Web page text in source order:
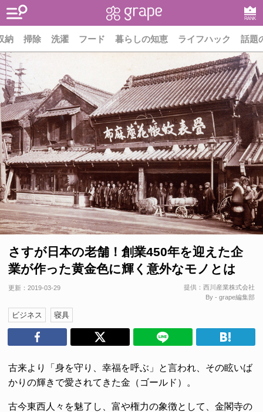
RANK
納 掃除 洗濯 フード 暮らしの知恵 ライフハック 話題
さすが日本の老舗！創業450年を迎えた企
業が作った黄金色に輝く意外なモノとは
更新： 2019-03-29 提供： 西川産業株式会社
By - grape編集部
ビジネス 寝具
古来より「身を守り、幸福を呼ぶ」と言われ、その眩いば
かりの輝きで愛されてきた金（ゴールド）。
古今東西人々を魅了し、富や権力の象徴として、金閣寺の